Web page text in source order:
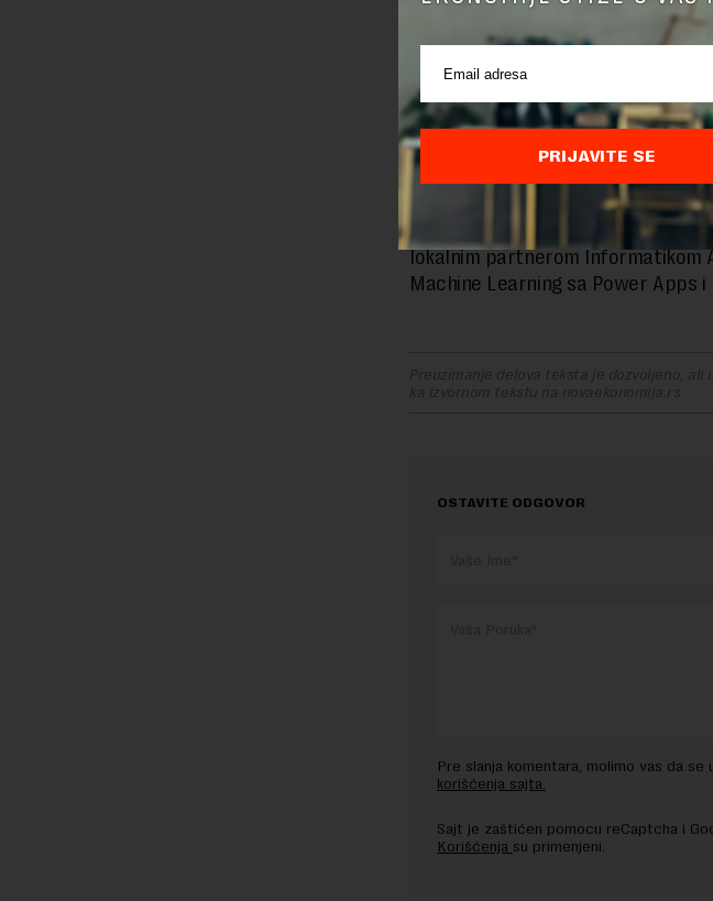
Podaci prikupljeni u poslednjih
na Azure tehnologiji koje koristi
podataka u realnom vremenu i
potrebno samo 15 minuta umesto
Istovremeno, Power Bi
poboljšava donošenje odluka u
Projekat je uspešno
lokalnim partnerom Informatikom
Machine Learning sa Power Apps i
Preuzimanje delova teksta je dozvoljeno, ali
ka izvornom tekstu na novaekonomija.rs
OSTAVITE ODGOVOR
Pre slanja komentara, molimo vas da se
korišćenja sajta.
Sajt je zaštićen pomocu reCaptcha i
Korišćenja su primenjeni.
PRIJAVITE SE